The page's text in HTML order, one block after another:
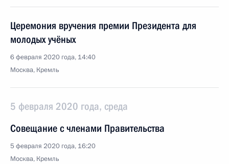
Церемония вручения премии Президента для
молодых учёных
6 февраля 2020 года, 14:40
Москва, Кремль
5 февраля 2020 года, среда
Совещание с членами Правительства
5 февраля 2020 года, 16:20
Москва, Кремль